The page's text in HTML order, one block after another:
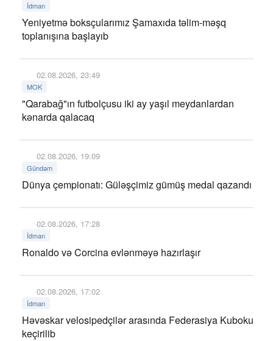
İdman
Yeniyetmə boksçularımız Şamaxıda təlim-məşq
toplanışına başlayıb
02.08.2026, 23:49
MOK
"Qarabağ"ın futbolçusu iki ay yaşıl meydanlardan
kənarda qalacaq
02.08.2026, 19:09
Gündəm
Dünya çempionatı: Güləşçimiz gümüş medal qazandı
02.08.2026, 17:28
İdman
Ronaldo və Corcina evlənməyə hazırlaşır
02.08.2026, 17:02
İdman
Həvəskar velosipedçilər arasında Federasiya Kuboku
keçirilib